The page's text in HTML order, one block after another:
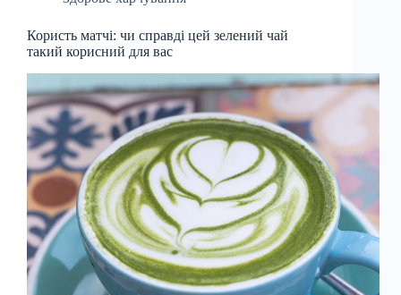
Користь матчі: чи справді цей зелений чай
такий корисний для вас